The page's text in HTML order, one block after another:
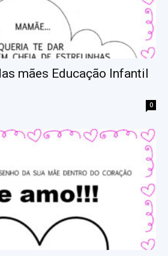
mães Educação Infantil
0